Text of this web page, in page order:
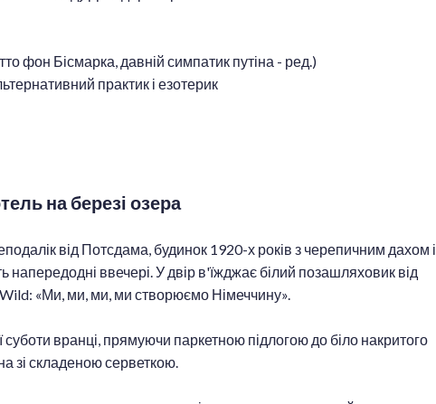
фон Бісмарка, давній симпатик путіна - ред.)
практик і езотерик
на березі озера
від Потсдама, будинок 1920-х років з черепичним дахом і
напередодні ввечері. У двір в'їжджає білий позашляховик від
«Ми, ми, ми, ми створюємо Німеччину».
вранці, прямуючи паркетною підлогою до біло накритого
зі складеною серветкою.